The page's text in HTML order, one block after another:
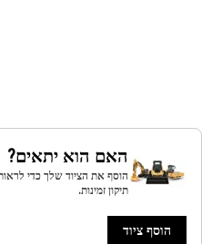
האם הוא יתאים?
הוסף את הציוד שלך כדי לראות
תיקון זמינות.
הוסף ציוד